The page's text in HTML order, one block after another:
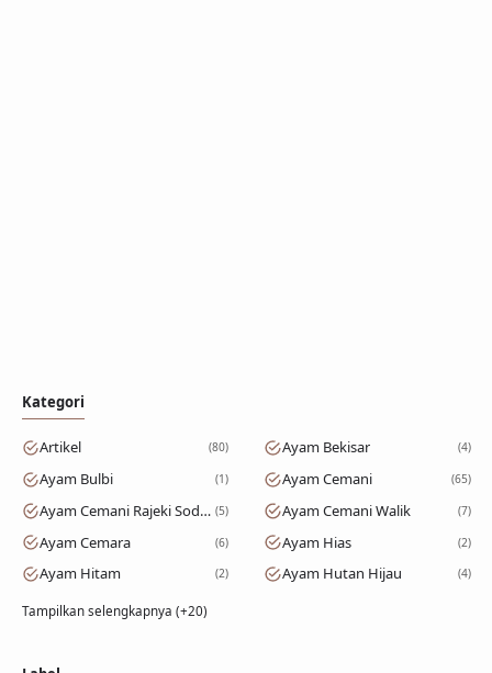
Kategori
Artikel 80 Ayam Bekisar 4
Ayam Bulbi 1 Ayam Cemani 65
Ayam Cemani Rajeki Sodomoro 5 Ayam Cemani Walik 7
Ayam Cemara 6 Ayam Hias 2
Ayam Hitam 2 Ayam Hutan Hijau 4
Tampilkan selengkapnya (+20)